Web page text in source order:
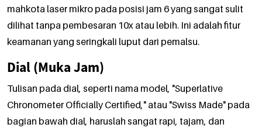
mahkota laser mikro pada posisi jam 6 yang sangat sulit
dilihat tanpa pembesaran 10x atau lebih. Ini adalah fitur
keamanan yang seringkali luput dari pemalsu.
Dial (Muka Jam)
Tulisan pada dial, seperti nama model, "Superlative
Chronometer Officially Certified," atau "Swiss Made" pada
bagian bawah dial, haruslah sangat rapi, tajam, dan